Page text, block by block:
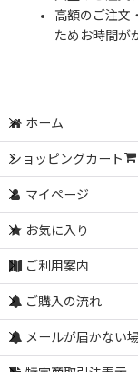
高額のご注文
ためお時間が
ホーム
ショッピングカート
マイページ
お気に入り
ご利用案内
ご購入の流れ
メールが届かない